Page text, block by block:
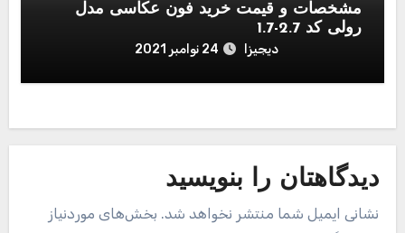
مشخصات و قیمت خرید فون عکاسی مدل
رولی کد 2.7-1.7
دیجیزا 24 نوامبر 2021
دیدگاهتان را بنویسید
نشانی ایمیل شما منتشر نخواهد شد. بخش‌های موردنیاز